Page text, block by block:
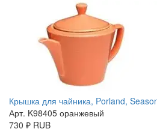
Крышка для чайника, Porland,
Арт. K98405 оранжевый
730 ₽ RUB